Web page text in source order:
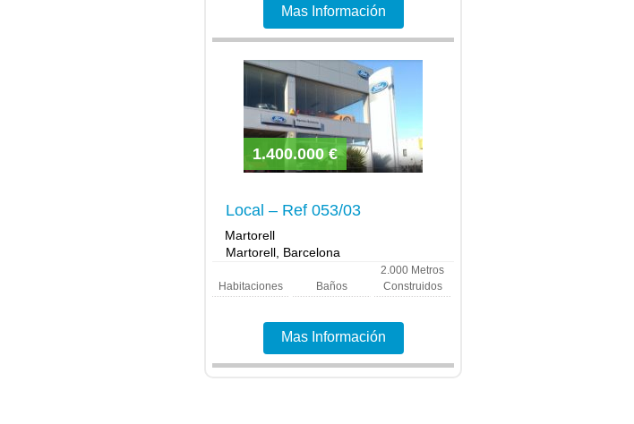
Mas Información
1.400.000 €
Local – Ref 053/03
Martorell
Martorell, Barcelona
Habitaciones Baños
2.000 Metros
Construidos
Mas Información